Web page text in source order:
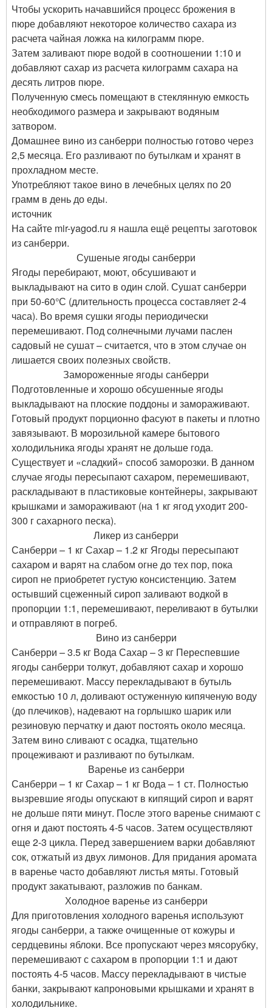
Чтобы ускорить начавшийся процесс брожения в
пюре добавляют некоторое количество сахара из
расчета чайная ложка на килограмм пюре.
Затем заливают пюре водой в соотношении 1:10 и
добавляют сахар из расчета килограмм сахара на
десять литров пюре.
Полученную смесь помещают в стеклянную емкость
необходимого размера и закрывают водяным
затвором.
Домашнее вино из санберри полностью готово через
2,5 месяца. Его разливают по бутылкам и хранят в
прохладном месте.
Употребляют такое вино в лечебных целях по 20
грамм в день до еды.
источник
На сайте mir-yagod.ru я нашла ещё рецепты заготовок
из санберри.
Сушеные ягоды санберри
Ягоды перебирают, моют, обсушивают и
выкладывают на сито в один слой. Сушат санберри
при 50-60°С (длительность процесса составляет 2-4
часа). Во время сушки ягоды периодически
перемешивают. Под солнечными лучами паслен
садовый не сушат – считается, что в этом случае он
лишается своих полезных свойств.
Замороженные ягоды санберри
Подготовленные и хорошо обсушенные ягоды
выкладывают на плоские поддоны и замораживают.
Готовый продукт порционно фасуют в пакеты и плотно
завязывают. В морозильной камере бытового
холодильника ягоды хранят не дольше года.
Существует и «сладкий» способ заморозки. В данном
случае ягоды пересыпают сахаром, перемешивают,
раскладывают в пластиковые контейнеры, закрывают
крышками и замораживают (на 1 кг ягод уходит 200-
300 г сахарного песка).
Ликер из санберри
Санберри – 1 кг Сахар – 1.2 кг Ягоды пересыпают
сахаром и варят на слабом огне до тех пор, пока
сироп не приобретет густую консистенцию. Затем
остывший сцеженный сироп заливают водкой в
пропорции 1:1, перемешивают, переливают в бутылки
и отправляют в погреб.
Вино из санберри
Санберри – 3.5 кг Вода Сахар – 3 кг Переспевшие
ягоды санберри толкут, добавляют сахар и хорошо
перемешивают. Массу перекладывают в бутыль
емкостью 10 л, доливают остуженную кипяченую воду
(до плечиков), надевают на горлышко шарик или
резиновую перчатку и дают постоять около месяца.
Затем вино сливают с осадка, тщательно
процеживают и разливают по бутылкам.
Варенье из санберри
Санберри – 1 кг Сахар – 1 кг Вода – 1 ст. Полностью
вызревшие ягоды опускают в кипящий сироп и варят
не дольше пяти минут. После этого варенье снимают с
огня и дают постоять 4-5 часов. Затем осуществляют
еще 2-3 цикла. Перед завершением варки добавляют
сок, отжатый из двух лимонов. Для придания аромата
в варенье часто добавляют листья мяты. Готовый
продукт закатывают, разложив по банкам.
Холодное варенье из санберри
Для приготовления холодного варенья используют
ягоды санберри, а также очищенные от кожуры и
сердцевины яблоки. Все пропускают через мясорубку,
перемешивают с сахаром в пропорции 1:1 и дают
постоять 4-5 часов. Массу перекладывают в чистые
банки, закрывают капроновыми крышками и хранят в
холодильнике.